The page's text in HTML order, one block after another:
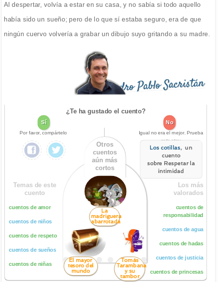
Al despertar, volvía a estar en su casa, y no sabía si todo aquello
había sido un sueño; pero de lo que sí estaba seguro, era de que
ningún cuervo volvería a grabar un dibujo suyo gritando a su madre.
Pedro Pablo Sacristán
¿Te ha gustado el cuento?
Sí
Por favor, compártelo
No
Igual no era el mejor. Prueba
este otro:
Los cotillas, un
cuento
sobre Respetar la
intimidad
Temas de este
cuento
cuentos de amor
cuentos de niños
cuentos de respeto
cuentos de sueños
cuentos de niñas
Otros
cuentos
aún más
cortos
La
madriguera
abarrotada
Tomás
Tarambana
y su
tambor
El mayor
tesoro del
mundo
Los más
valorados
cuentos de
responsabilidad
cuentos de agua
cuentos de hadas
cuentos de justicia
cuentos de princesas